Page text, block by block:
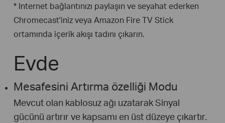
* Internet bağlantınızı paylaşın ve seyahat ederken
Chromecast'iniz veya Amazon Fire TV Stick
ortamında içerik akışı tadını çıkarın.
Evde
Mesafesini Artırma özelliği Modu
Mevcut olan kablosuz ağı uzatarak Sinyal
gücünü artırır ve kapsamı en üst düzeye çıkartır.